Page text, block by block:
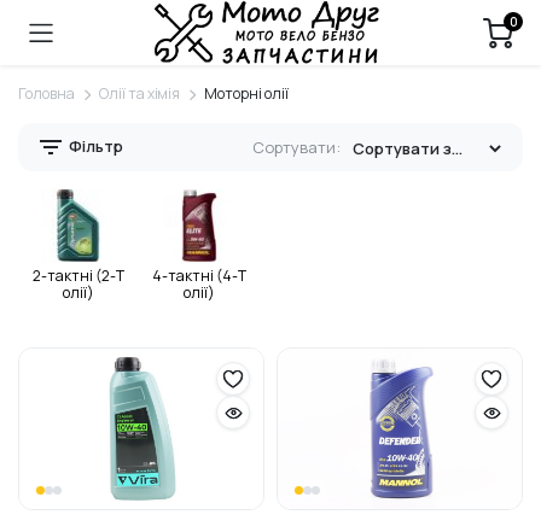
0
Головна Олії та хімія Моторні олії
Фільтр Сортувати:
2-тактні (2-Т
олії)
4-тактні (4-Т
олії)